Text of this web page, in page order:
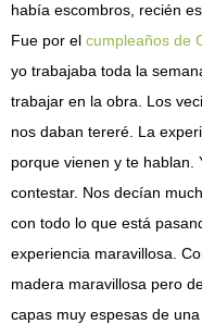
había escombros, recién
Fue por el cumpleaños de
yo trabajaba toda la
trabajar en la obra. Los
nos daban tereré. La
porque vienen y te hablan.
contestar. Nos decían
con todo lo que está
experiencia maravillosa.
madera maravillosa pero
capas muy espesas de